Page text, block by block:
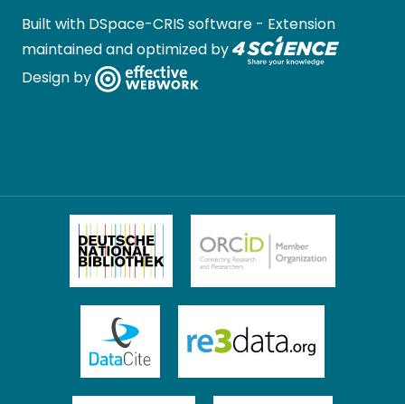
Built with DSpace-CRIS software - Extension
maintained and optimized by
Design by